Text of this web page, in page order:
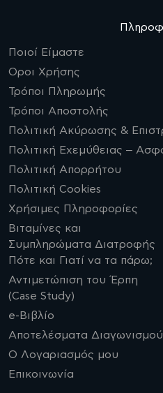
Ποιοί Είμαστε
Οροι Χρήσης
Τρόποι Πληρωμής
Τρόποι Αποστολής
Πολιτική Ακύρωσης &
Πολιτική Εχεμύθειας –
Πολιτική Απορρήτου
Πολιτική Cookies
Χρήσιμες Πληροφορίες
Βιταμίνες και
Συμπληρώματα Διατροφής
Πότε και Γιατί να τα πάρω;
Αντιμετώπιση του Έρπη
(Case Study)
e-Βιβλίο
Αποτελέσματα
Ο Λογαριασμός μου
Επικοινωνία